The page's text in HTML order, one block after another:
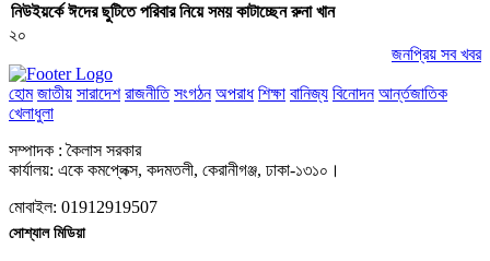
নিউইয়র্কে ঈদের ছুটিতে পরিবার নিয়ে সময় কাটাচ্ছেন রুনা খান
২০
জনপ্রিয় সব খবর
হোম জাতীয় সারাদেশ রাজনীতি সংগঠন অপরাধ শিক্ষা বানিজ্য বিনোদন আর্ন্তজাতিক
খেলাধুলা
সম্পাদক : কৈলাস সরকার
কার্যালয়: একে কমপ্লেক্স, কদমতলী, কেরানীগঞ্জ, ঢাকা-১৩১০।
মোবাইল: 01912919507
সোশ্যাল মিডিয়া